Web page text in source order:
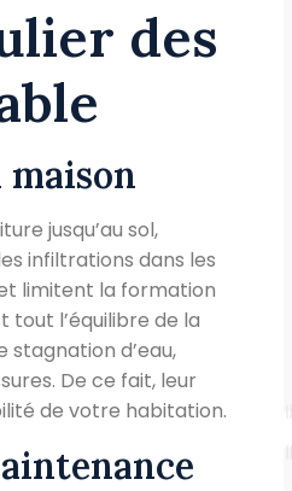
des
jusqu’au sol,
infiltrations dans les
limitent la formation
tout l’équilibre de la
d’eau,
De ce fait, leur
de votre habitation.